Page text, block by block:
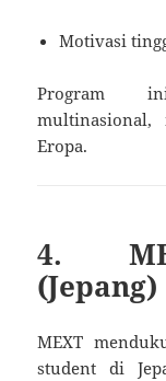
Motivasi
Program
multinasional,
Eropa.
4.
(Jepang)
MEXT
student di